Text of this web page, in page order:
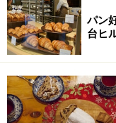
ブランジェリー コ
至るまで、そして
でお伝えいたしま
パン
台ヒ